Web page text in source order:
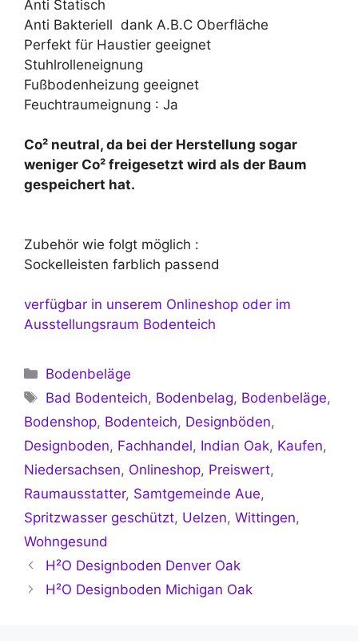
Anti Statisch
Anti Bakteriell dank A.B.C Oberfläche
Perfekt für Haustier geeignet
Stuhlrolleneignung
Fußbodenheizung geeignet
Feuchtraumeignung : Ja
Co² neutral, da bei der Herstellung sogar
weniger Co² freigesetzt wird als der Baum
gespeichert hat.
Zubehör wie folgt möglich :
Sockelleisten farblich passend
verfügbar in unserem Onlineshop oder im
Ausstellungsraum Bodenteich
Kategorien
Bodenbeläge
Schlagwörter
Bad Bodenteich, Bodenbelag, Bodenbeläge,
Bodenshop, Bodenteich, Designböden,
Designboden, Fachhandel, Indian Oak, Kaufen,
Niedersachsen, Onlineshop, Preiswert,
Raumausstatter, Samtgemeinde Aue,
Spritzwasser geschützt, Uelzen, Wittingen,
Wohngesund
H²O Designboden Denver Oak
H²O Designboden Michigan Oak